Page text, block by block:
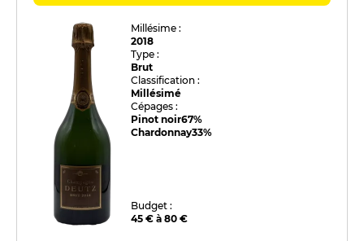
Millésime :
2018
Type :
Brut
Classification :
Millésimé
Cépages :
Pinot noir67%
Chardonnay33%
Budget :
45 € à 80 €